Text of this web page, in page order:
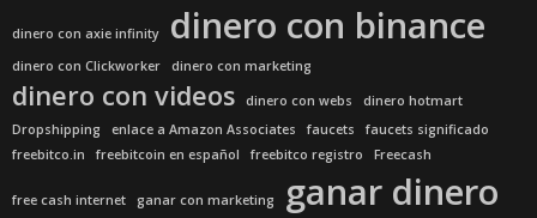
dinero con axie infinity dinero con binance
dinero con Clickworker dinero con marketing
dinero con videos dinero con webs
dinero hotmart
Dropshipping
enlace a Amazon Associates faucets
faucets significado
freebitco.in
freebitcoin en español freebitco registro Freecash
free cash internet ganar con marketing ganar dinero